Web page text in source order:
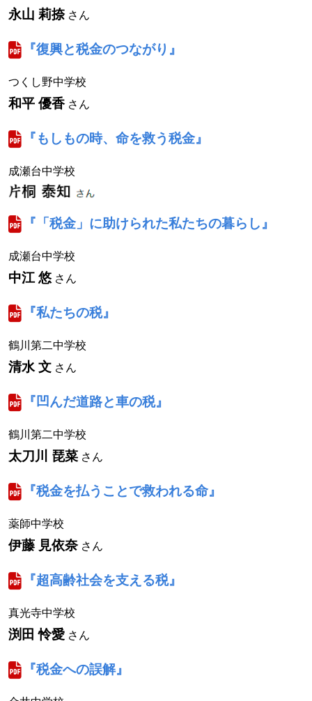
永山 莉捺さん
『復興と税金のつながり』
つくし野中学校
和平 優香さん
『もしもの時、命を救う税金』
成瀬台中学校
『「税金」に助けられた私たちの暮らし』
成瀬台中学校
中江 悠さん
『私たちの税』
鶴川第二中学校
清水 文 さん
『凹んだ道路と車の税』
鶴川第二中学校
太刀川 琵菜 さん
『税金を払うことで救われる命』
薬師中学校
伊藤 見依奈さん
『超高齢社会を支える税』
真光寺中学校
渕田 怜愛 さん
『税金への誤解』